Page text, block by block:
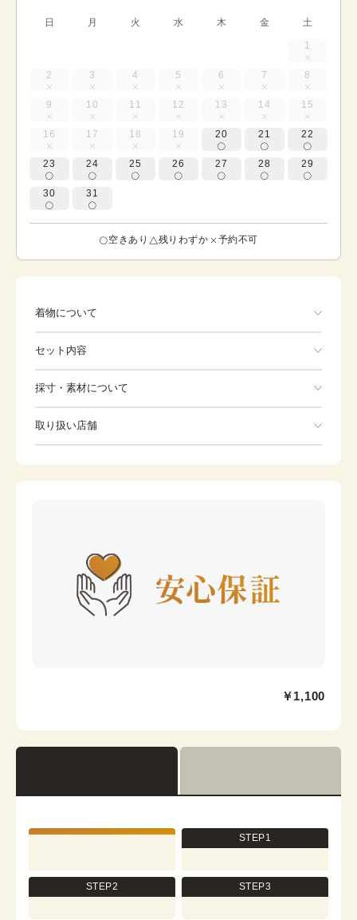
日 月 火 水 木 金 土
1
2 3 4 5 6 7 8
9 10 11 12 13 14 15
16 17 18 19 20 21 22
23 24 25 26 27 28 29
30 31
空きあり 残りわずか 予約不可
着物について
には高貴さや壮麗さ、幸福という意味が込められていま
だけます。
セット内容
※着付けに必要な一式をすべて含みます。
Kimono
Tabi Undergarment
Collar core
採寸・素材について
身丈 166cm
取り扱い店舗
石川県金沢市香林坊2丁目1-1 CLASO PLACE 香林坊
GF
￥1,100
STEP1
STEP2 STEP3